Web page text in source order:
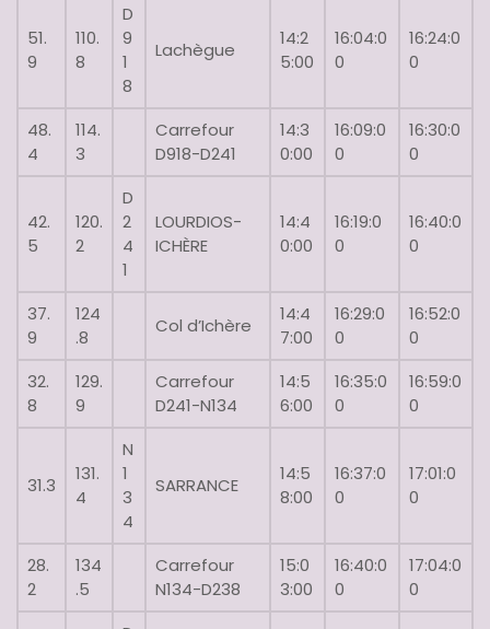
51.
9
110.
8
D
9
1
8
Lachègue
14:2
5:00
16:04:0
0
16:24:0
0
48.
4
114.
3
Carrefour
D918-D241
14:3
0:00
16:09:0
0
16:30:0
0
42.
5
120.
2
D
2
4
1
LOURDIOS-
ICHÈRE
14:4
0:00
16:19:0
0
16:40:0
0
37.
9
124
.8
Col d’Ichère
14:4
7:00
16:29:0
0
16:52:0
0
32.
8
129.
9
Carrefour
D241-N134
14:5
6:00
16:35:0
0
16:59:0
0
31.3
131.
4
N
1
3
4
SARRANCE
14:5
8:00
16:37:0
0
17:01:0
0
28.
2
134
.5
Carrefour
N134-D238
15:0
3:00
16:40:0
0
17:04:0
0